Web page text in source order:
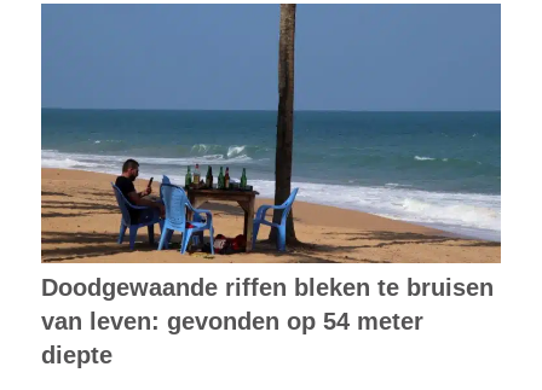
Doodgewaande riffen bleken te bruisen
van leven: gevonden op 54 meter
diepte